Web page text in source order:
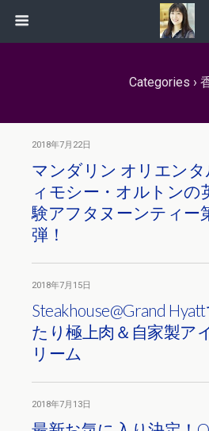
Categories ›
2018年7月22日
マンダリン オリエン
ィモシー・オルトンの
験アフタヌーンティー
弾！
2018年7月15日
Steakhouse@Grand
たり極上肉＆自家製ア
リーム
2018年7月13日